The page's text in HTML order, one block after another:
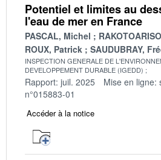
Potentiel et limites au
l'eau de mer en France
PASCAL, Michel
ROUX, Patrick
SAUDUBRAY,
INSPECTION GENERALE DE
DEVELOPPEMENT DURABLE (IGEDD)
Rapport: juil. 2025 Mise en ligne:
n°015883-01
Accéder à la notice